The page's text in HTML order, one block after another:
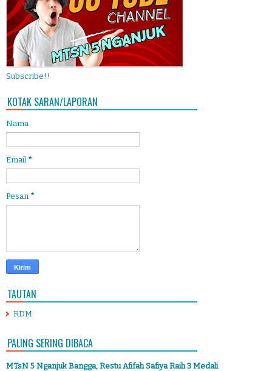
Subscribe!!
KOTAK SARAN/LAPORAN
Nama
Email *
Pesan *
TAUTAN
RDM
PALING SERING DIBACA
MTsN 5 Nganjuk Bangga, Restu Afifah Safiya Raih 3 Medali